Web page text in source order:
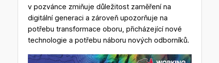
v pozvánce zmiňuje důležitost zaměření na
digitální generaci a zároveň upozorňuje na
potřebu transformace oboru, přicházející nové
technologie a potřebu náboru nových odborníků.